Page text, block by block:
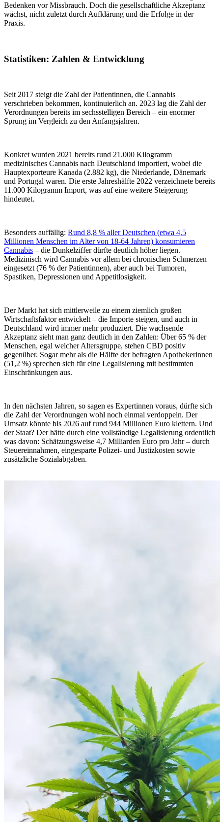
Bedenken vor Missbrauch. Doch die gesellschaftliche Akzeptanz
wächst, nicht zuletzt durch Aufklärung und die Erfolge in der
Praxis.
Statistiken: Zahlen & Entwicklung
Seit 2017 steigt die Zahl der Patientinnen, die Cannabis
verschrieben bekommen, kontinuierlich an. 2023 lag die Zahl der
Verordnungen bereits im sechsstelligen Bereich – ein enormer
Sprung im Vergleich zu den Anfangsjahren.
Konkret wurden 2021 bereits rund 21.000 Kilogramm
medizinisches Cannabis nach Deutschland importiert, wobei die
Hauptexporteure Kanada (2.882 kg), die Niederlande, Dänemark
und Portugal waren. Die erste Jahreshälfte 2022 verzeichnete bereits
11.000 Kilogramm Import, was auf eine weitere Steigerung
hindeutet.
Besonders auffällig: Rund 8,8 % aller Deutschen (etwa 4,5
Millionen Menschen im Alter von 18-64 Jahren) konsumieren
Cannabis – die Dunkelziffer dürfte deutlich höher liegen.
Medizinisch wird Cannabis vor allem bei chronischen Schmerzen
eingesetzt (76 % der Patientinnen), aber auch bei Tumoren,
Spastiken, Depressionen und Appetitlosigkeit.
Der Markt hat sich mittlerweile zu einem ziemlich großen
Wirtschaftsfaktor entwickelt – die Importe steigen, und auch in
Deutschland wird immer mehr produziert. Die wachsende
Akzeptanz sieht man ganz deutlich in den Zahlen: Über 65 % der
Menschen, egal welcher Altersgruppe, stehen CBD positiv
gegenüber. Sogar mehr als die Hälfte der befragten Apothekerinnen
(51,2 %) sprechen sich für eine Legalisierung mit bestimmten
Einschränkungen aus.
In den nächsten Jahren, so sagen es Expertinnen voraus, dürfte sich
die Zahl der Verordnungen wohl noch einmal verdoppeln. Der
Umsatz könnte bis 2026 auf rund 944 Millionen Euro klettern. Und
der Staat? Der hätte durch eine vollständige Legalisierung ordentlich
was davon: Schätzungsweise 4,7 Milliarden Euro pro Jahr – durch
Steuereinnahmen, eingesparte Polizei- und Justizkosten sowie
zusätzliche Sozialabgaben.